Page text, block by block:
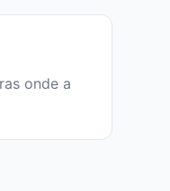
onde a